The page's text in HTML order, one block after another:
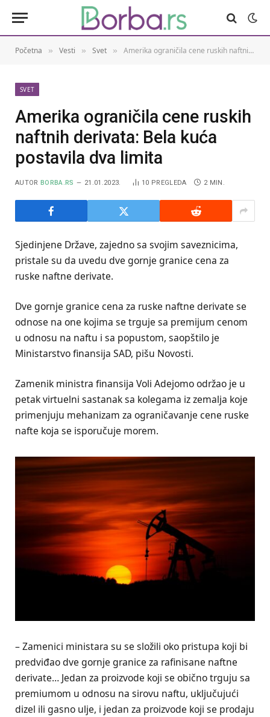
Početna » Vesti » Svet » Amerika ograničila cene ruskih naftnih derivata: Bela kuća postavila dva limita
SVET
Amerika ograničila cene ruskih
naftnih derivata: Bela kuća
postavila dva limita
AUTOR BORBA.RS 21.01.2023. 10 PREGLEDA 2 MIN.
Sjedinjene Države, zajedno sa svojim saveznicima,
pristale su da uvedu dve gornje granice cena za
ruske naftne derivate.
Dve gornje granice cena za ruske naftne derivate se
odnose na one kojima se trguje sa premijum cenom
u odnosu na naftu i sa popustom, saopštilo je
Ministarstvo finansija SAD, pišu Novosti.
Zamenik ministra finansija Voli Adejomo održao je u
petak virtuelni sastanak sa kolegama iz zemalja koje
primenjuju mehanizam za ograničavanje cene ruske
nafte koja se isporučuje morem.
– Zamenici ministara su se složili oko pristupa koji bi
predviđao dve gornje granice za rafinisane naftne
derivate… Jedan za proizvode koji se obično trguju sa
premiumom u odnosu na sirovu naftu, uključujući
dizel ili gasno ulje, i jedan za proizvode koji se prodaju